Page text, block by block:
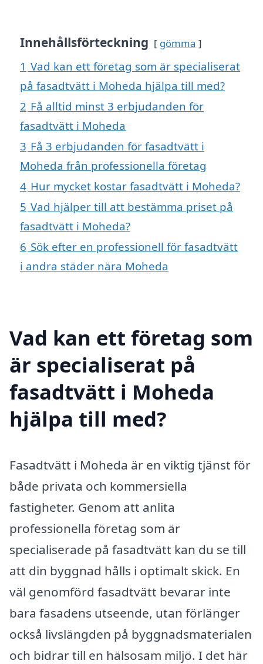
Innehållsförteckning gömma
1 Vad kan ett företag som är specialiserat
på fasadtvätt i Moheda hjälpa till med?
2 Få alltid minst 3 erbjudanden för
fasadtvätt i Moheda
3 Få 3 erbjudanden för fasadtvätt i
Moheda från professionella företag
4 Hur mycket kostar fasadtvätt i Moheda?
5 Vad hjälper till att bestämma priset på
fasadtvätt i Moheda?
6 Sök efter en professionell för fasadtvätt
i andra städer nära Moheda
Vad kan ett företag som
är specialiserat på
fasadtvätt i Moheda
hjälpa till med?
Fasadtvätt i Moheda är en viktig tjänst för
både privata och kommersiella
fastigheter. Genom att anlita
professionella företag som är
specialiserade på fasadtvätt kan du se till
att din byggnad hålls i optimalt skick. En
väl genomförd fasadtvätt bevarar inte
bara fasadens utseende, utan förlänger
också livslängden på byggnadsmaterialen
och bidrar till en hälsosam miljö. I det här